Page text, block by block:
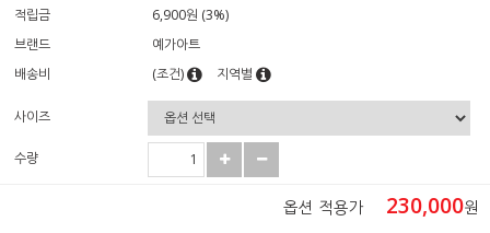
적립금
6,900원 (3%)
브랜드
예가아트
배송비
(조건) 지역별
사이즈
수량
옵션 적용가 230,000원